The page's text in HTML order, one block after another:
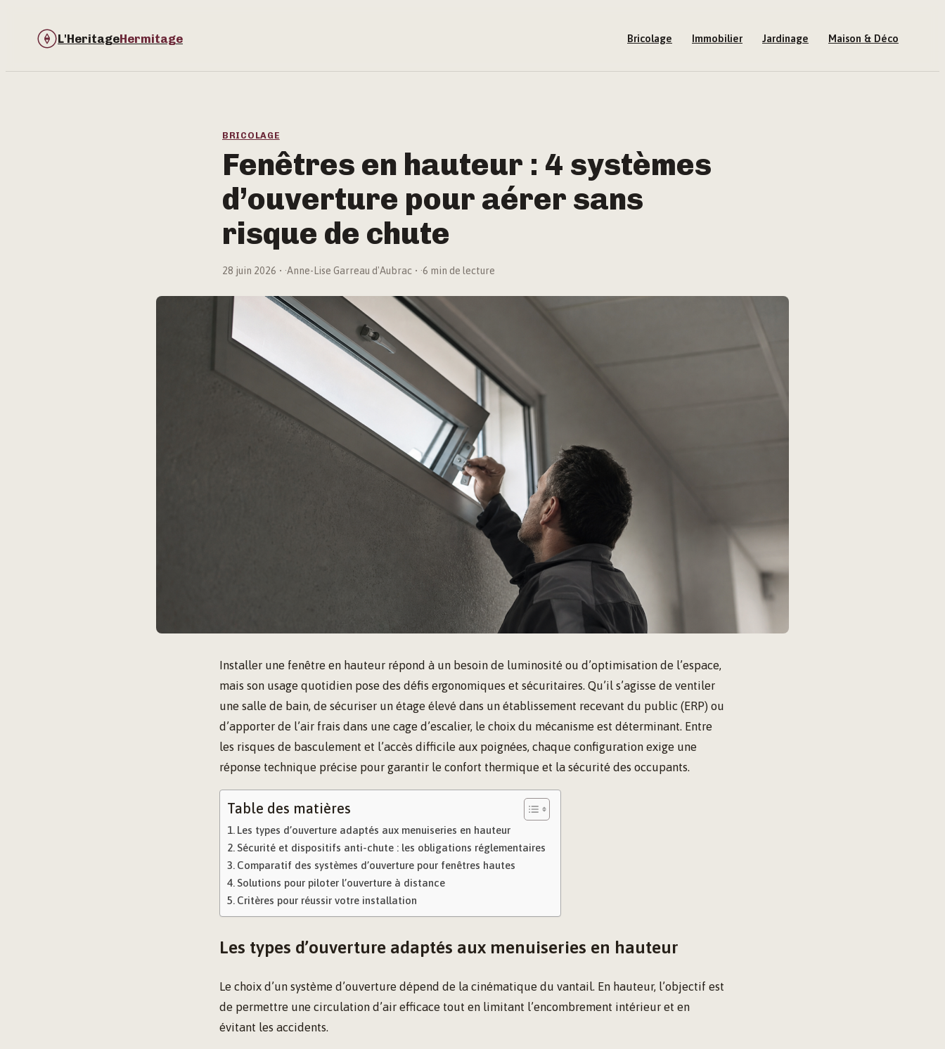
L'HeritageHermitage Bricolage Immobilier Jardinage Maison & Déco
BRICOLAGE
Fenêtres en hauteur : 4 systèmes
d’ouverture pour aérer sans
risque de chute
28 juin 2026 ·Anne-Lise Garreau d'Aubrac ·6 min de lecture
Installer une fenêtre en hauteur répond à un besoin de luminosité ou d’optimisation de l’espace,
mais son usage quotidien pose des défis ergonomiques et sécuritaires. Qu’il s’agisse de ventiler
une salle de bain, de sécuriser un étage élevé dans un établissement recevant du public (ERP) ou
d’apporter de l’air frais dans une cage d’escalier, le choix du mécanisme est déterminant. Entre
les risques de basculement et l’accès difficile aux poignées, chaque configuration exige une
réponse technique précise pour garantir le confort thermique et la sécurité des occupants.
Table des matières
Les types d’ouverture adaptés aux menuiseries en hauteur
Sécurité et dispositifs anti-chute : les obligations réglementaires
Comparatif des systèmes d’ouverture pour fenêtres hautes
Solutions pour piloter l’ouverture à distance
Critères pour réussir votre installation
Les types d’ouverture adaptés aux menuiseries en hauteur
Le choix d’un système d’ouverture dépend de la cinématique du vantail. En hauteur, l’objectif est
de permettre une circulation d’air efficace tout en limitant l’encombrement intérieur et en
évitant les accidents.